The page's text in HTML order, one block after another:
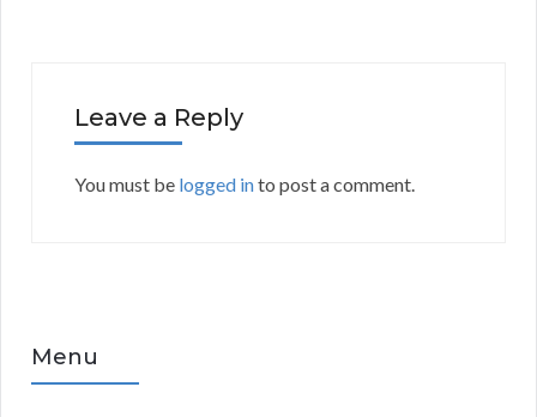
Leave a Reply
You must be logged into post a comment.
Menu